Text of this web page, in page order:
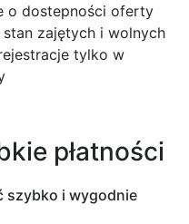
o dostepności oferty
zajętych i wolnych
tylko w
płatności
szybko i wygodnie